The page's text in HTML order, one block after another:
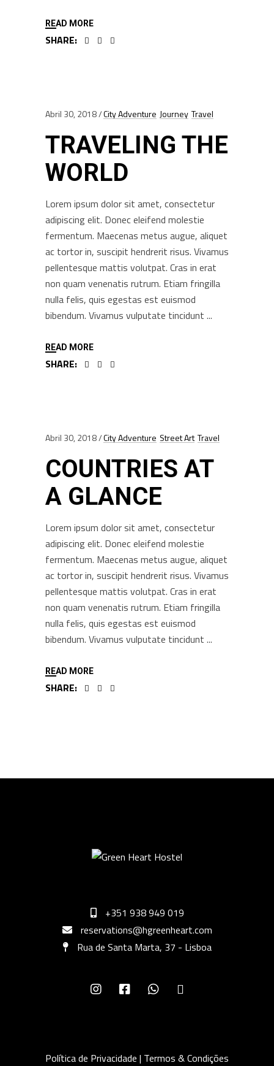
READ MORE
SHARE:
Abril 30, 2018 City Adventure Journey Travel
TRAVELING THE
WORLD
Lorem ipsum dolor sit amet, consectetur
adipiscing elit. Donec eleifend molestie
fermentum. Maecenas metus augue, aliquet
ac tortor in, suscipit hendrerit risus. Vivamus
pellentesque mattis volutpat. Cras in erat
non quam venenatis rutrum. Etiam fringilla
nulla felis, quis egestas est euismod
bibendum. Vivamus vulputate tincidunt
READ MORE
SHARE:
Abril 30, 2018 City Adventure Street Art Travel
COUNTRIES AT
A GLANCE
Lorem ipsum dolor sit amet, consectetur
adipiscing elit. Donec eleifend molestie
fermentum. Maecenas metus augue, aliquet
ac tortor in, suscipit hendrerit risus. Vivamus
pellentesque mattis volutpat. Cras in erat
non quam venenatis rutrum. Etiam fringilla
nulla felis, quis egestas est euismod
bibendum. Vivamus vulputate tincidunt
READ MORE
SHARE:
+351 938 949 019
reservations@hgreenheart.com
Rua de Santa Marta, 37 - Lisboa
Política de Privacidade | Termos & Condições